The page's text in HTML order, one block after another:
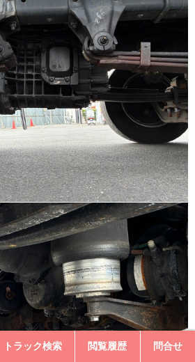
トラック検索 閲覧履歴 問合せ